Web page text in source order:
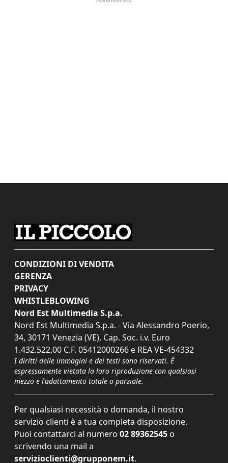
CONDIZIONI DI VENDITA
GERENZA
PRIVACY
WHISTLEBLOWING
Nord Est Multimedia S.p.a.
Nord Est Multimedia S.p.a. - Via Alessandro Poerio,
34, 30171 Venezia (VE). Cap. Soc. i.v. Euro
1.432.522,00 C.F. 05412000266 e REA VE-454332
I diritti delle immagini e dei testi sono riservati. È
espressamente vietata la loro riproduzione con qualsiasi
mezzo e l'adattamento totale o parziale.
Per qualsiasi necessità o domanda, il nostro
servizio clienti è a tua completa disposizione.
Puoi contattarci al numero 02 89362545 o
scrivendo una mail a
servizioclienti@grupponem.it.